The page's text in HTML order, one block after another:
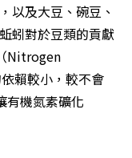
以及大豆、碗豆、
蚓對於豆類的貢獻
Nitrogen
賴較小，較不會
有機氮素礦化